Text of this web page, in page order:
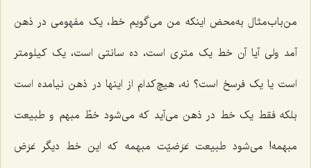
من‌باب‌مثال به‌محض اینکه من می‌گویم خط، یک مفهومى در ذهن
آمد ولی آیا آن خط یک مترى است، ده سانتى است، یک کیلومتر
است یا یک فرسخ است؟ نه، هیچ‌کدام از اینها در ذهن نیامده است
بلکه فقط یک خط در ذهن مى‌آید که مى‌شود خطّ مبهم و طبیعت
مبهمه! می‌شود طبیعت عَرَضیّت مبهمه که این خط دیگر عَرَض